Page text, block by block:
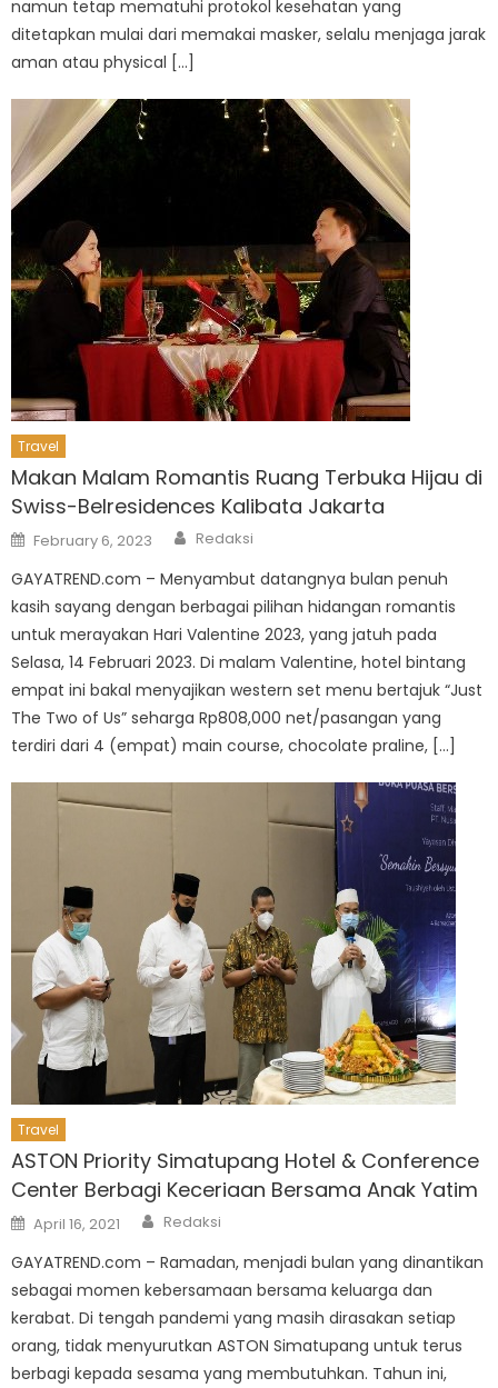
namun tetap mematuhi protokol kesehatan yang
ditetapkan mulai dari memakai masker, selalu menjaga jarak
aman atau physical […]
Travel
Makan Malam Romantis Ruang Terbuka Hijau di
Swiss-Belresidences Kalibata Jakarta
Posted
on
February 6, 2023 Author
Redaksi
GAYATREND.com – Menyambut datangnya bulan penuh
kasih sayang dengan berbagai pilihan hidangan romantis
untuk merayakan Hari Valentine 2023, yang jatuh pada
Selasa, 14 Februari 2023. Di malam Valentine, hotel bintang
empat ini bakal menyajikan western set menu bertajuk “Just
The Two of Us” seharga Rp808,000 net/pasangan yang
terdiri dari 4 (empat) main course, chocolate praline, […]
Travel
ASTON Priority Simatupang Hotel & Conference
Center Berbagi Keceriaan Bersama Anak Yatim
Posted
on
April 16, 2021 Author
Redaksi
GAYATREND.com – Ramadan, menjadi bulan yang dinantikan
sebagai momen kebersamaan bersama keluarga dan
kerabat. Di tengah pandemi yang masih dirasakan setiap
orang, tidak menyurutkan ASTON Simatupang untuk terus
berbagi kepada sesama yang membutuhkan. Tahun ini,